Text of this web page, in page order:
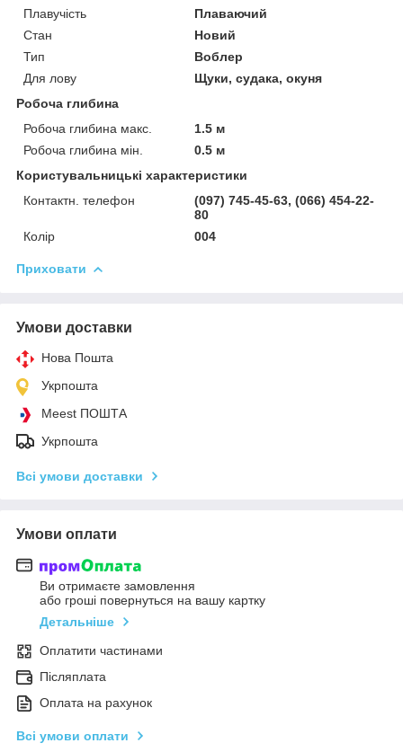
Плавучість
Плаваючий
Стан
Новий
Тип
Воблер
Для лову
Щуки, судака, окуня
Робоча глибина
Робоча глибина макс.
1.5 м
Робоча глибина мін.
0.5 м
Користувальницькі характеристики
Контактн. телефон
(097) 745-45-63, (066) 454-22-
80
Колір
004
Приховати
Умови доставки
Нова Пошта
Укрпошта
Meest ПОШТА
Укрпошта
Всі умови доставки
Умови оплати
Ви отримаєте замовлення
або гроші повернуться на вашу картку
Детальніше
Оплатити частинами
Післяплата
Оплата на рахунок
Всі умови оплати